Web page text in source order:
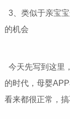
3、类似于亲宝
的机会
今天先写到这里
的时代，母婴
看来都很正常，